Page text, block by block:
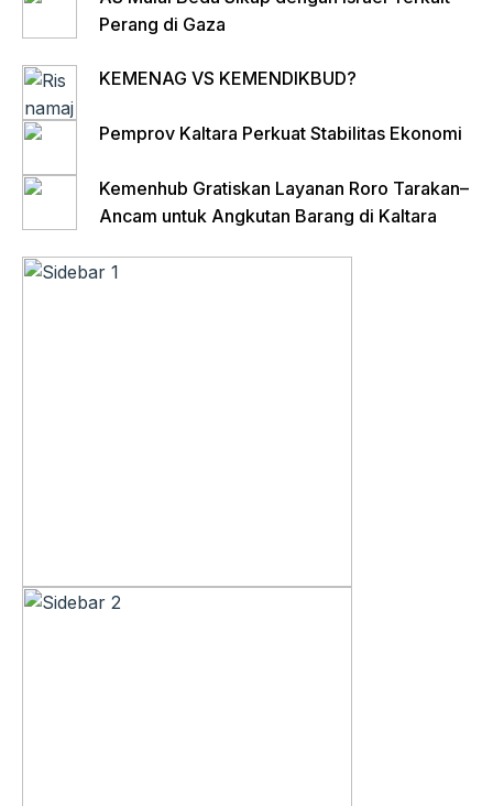
Perang di Gaza
KEMENAG VS KEMENDIKBUD?
Pemprov Kaltara Perkuat Stabilitas Ekonomi
Kemenhub Gratiskan Layanan Roro Tarakan–
Ancam untuk Angkutan Barang di Kaltara